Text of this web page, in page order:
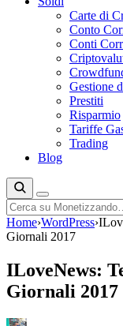
Carte di
Conto
Conti
Gestione
Prestiti
Risparmio
Tariffe
Trading
Blog
Cerca
Home›WordPress›
Giornali 2017
ILoveNews:
Giornali 2017